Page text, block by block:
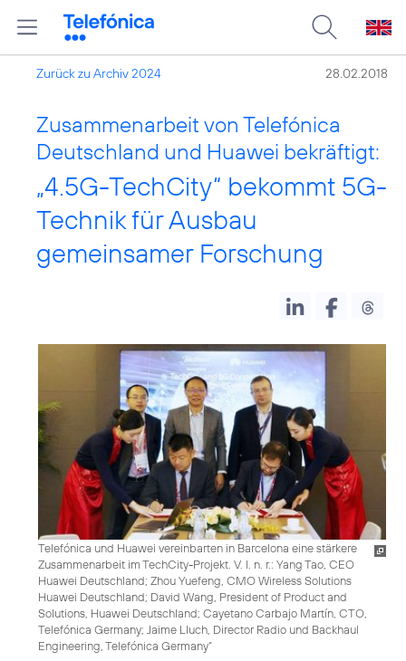
Zurück zu Archiv 2024 28.02.2018
Zusammenarbeit von Telefónica
Deutschland und Huawei bekräftigt:
„4.5G-TechCity“ bekommt 5G-
Technik für Ausbau
gemeinsamer Forschung
Telefónica und Huawei vereinbarten in Barcelona eine stärkere
Zusammenarbeit im TechCity-Projekt. V. l. n. r.: Yang Tao, CEO
Huawei Deutschland; Zhou Yuefeng, CMO Wireless Solutions
Huawei Deutschland; David Wang, President of Product and
Solutions, Huawei Deutschland; Cayetano Carbajo Martín, CTO,
Telefónica Germany; Jaime Lluch, Director Radio und Backhaul
Engineering, Telefónica Germany“